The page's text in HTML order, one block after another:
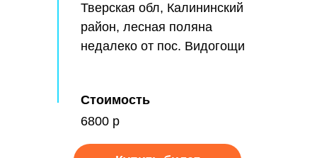
Стоимость
6800 р
Тверская обл, Калининский
район, лесная поляна
недалеко от пос. Видогощи